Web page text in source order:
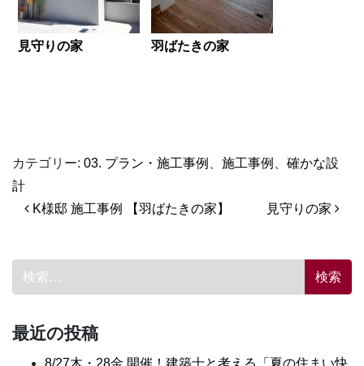
見守りの家 羽ばたきの家
カテゴリー: 03. プラン・施工事例 施工事例
確かな設
計
投稿ナビゲーション
K様邸 施工事例 【羽ばたきの家】 見守りの家
検索:
最近の投稿
8/27木・28金 開催！建築士と考える「夏の住まい快